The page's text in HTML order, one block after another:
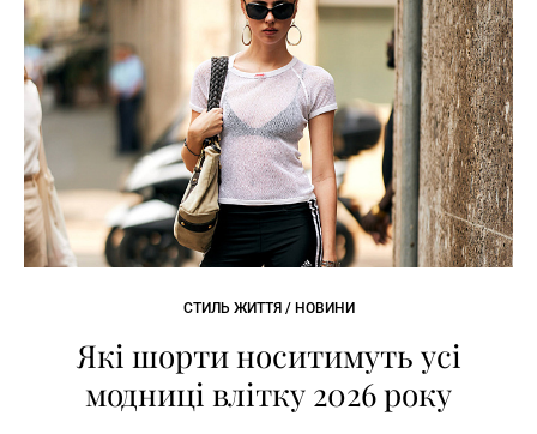
СТИЛЬ ЖИТТЯ / НОВИНИ
Які шорти носитимуть усі
модниці влітку 2026 року